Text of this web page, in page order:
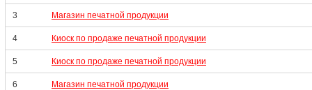
3 Магазин печатной продукции
4 Киоск по продаже печатной продукции
5 Киоск по продаже печатной продукции
6 Магазин печатной продукции